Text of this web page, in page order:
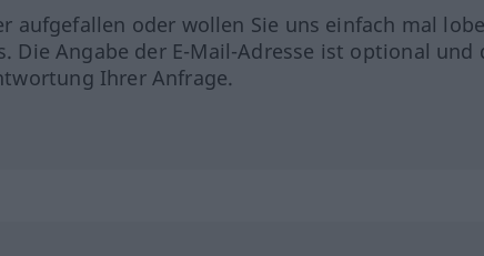
aufgefallen oder wollen Sie uns einfach mal
Die Angabe der E-Mail-Adresse ist optional und
Ihrer Anfrage.